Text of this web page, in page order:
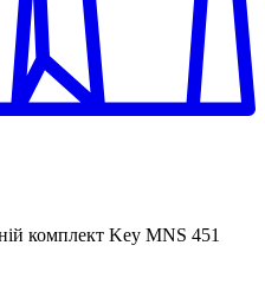
комплект Key MNS 451